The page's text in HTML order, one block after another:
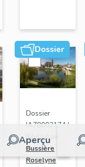
Dossier
Aperçu
Dossier
IA78002174 |
Réalisé par
Bussière
Roselyne